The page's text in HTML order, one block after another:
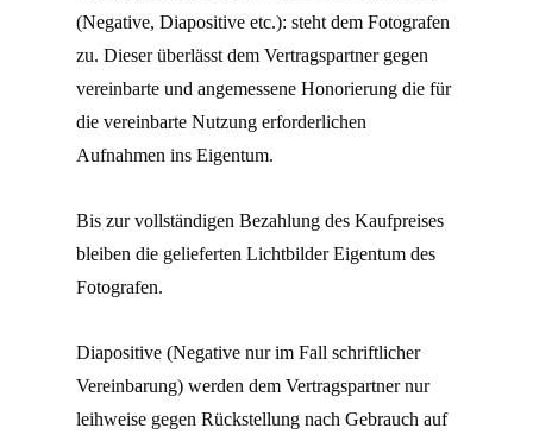
(Negative, Diapositive etc.): steht dem Fotografen
zu. Dieser überlässt dem Vertragspartner gegen
vereinbarte und angemessene Honorierung die für
die vereinbarte Nutzung erforderlichen
Aufnahmen ins Eigentum.
Bis zur vollständigen Bezahlung des Kaufpreises
bleiben die gelieferten Lichtbilder Eigentum des
Fotografen.
Diapositive (Negative nur im Fall schriftlicher
Vereinbarung) werden dem Vertragspartner nur
leihweise gegen Rückstellung nach Gebrauch auf